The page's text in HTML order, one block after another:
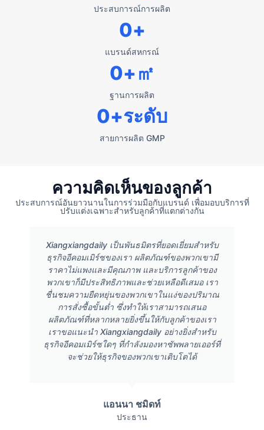
ประสบการณ์การผลิต
แบรนด์สหกรณ์
0+
ฐานการผลิต
0+㎡
สายการผลิต GMP
0+ระดับ
ความคิดเห็นของลูกค้า
ประสบการณ์อันยาวนานในการร่วมมือกับแบรนด์ เพื่อมอบบริการที่
ปรับแต่งเฉพาะสำหรับลูกค้าที่แตกต่างกัน
Xiangxiangdaily เป็นพันธมิตรที่ยอดเยี่ยมสำหรับ
ธุรกิจอีคอมเมิร์ซของเรา ผลิตภัณฑ์ของพวกเขามี
ราคาไม่แพงและมีคุณภาพ และบริการลูกค้าของ
พวกเขาก็มีประสิทธิภาพและช่วยเหลือดีเสมอ เรา
ชื่นชมความยืดหยุ่นของพวกเขาในแง่ของปริมาณ
การสั่งซื้อขั้นต่ำ ซึ่งทำให้เราสามารถเสนอ
ผลิตภัณฑ์ที่หลากหลายยิ่งขึ้นให้กับลูกค้าของเรา
เราขอแนะนำ Xiangxiangdaily อย่างยิ่งสำหรับ
ธุรกิจอีคอมเมิร์ซใดๆ ที่กำลังมองหาซัพพลายเออร์ที่
จะช่วยให้ธุรกิจของพวกเขาเติบโตได้
แอนนา ชมิดท์
ประธาน